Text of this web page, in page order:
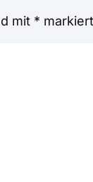
mit * markiert